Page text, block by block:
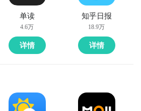
单读
4.6万
详情
知乎日报
18.9万
详情